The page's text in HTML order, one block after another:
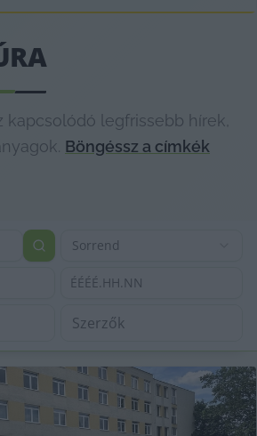
kapcsolódó legfrissebb hírek,
Böngéssz a címkék
Sorrend
ÉÉÉÉ.HH.NN